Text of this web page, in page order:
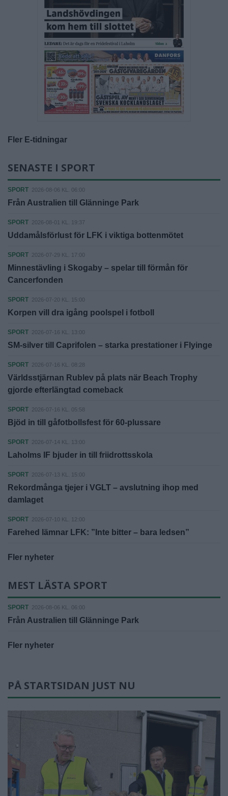
Fler E-tidningar
SENASTE I SPORT
SPORT 2026-08-06 KL. 06:00
Från Australien till Glänninge Park
SPORT 2026-08-01 KL. 19:37
Uddamålsförlust för LFK i viktiga bottenmötet
SPORT 2026-07-29 KL. 17:00
Minnestävling i Skogaby – spelar till förmån för
Cancerfonden
SPORT 2026-07-20 KL. 15:00
Korpen vill dra igång poolspel i fotboll
SPORT 2026-07-16 KL. 13:00
SM-silver till Caprifolen – starka prestationer i Flyinge
SPORT 2026-07-16 KL. 08:28
Världsstjärnan Rublev på plats när Beach Trophy
gjorde efterlängtad comeback
SPORT 2026-07-16 KL. 05:58
Bjöd in till gåfotbollsfest för 60-plussare
SPORT 2026-07-14 KL. 13:00
Laholms IF bjuder in till friidrottsskola
SPORT 2026-07-13 KL. 15:00
Rekordmånga tjejer i VGLT – avslutning ihop med
damlaget
SPORT 2026-07-10 KL. 12:00
Farehed lämnar LFK: ”Inte bitter – bara ledsen”
Fler nyheter
MEST LÄSTA SPORT
SPORT 2026-08-06 KL. 06:00
Från Australien till Glänninge Park
Fler nyheter
PÅ STARTSIDAN JUST NU